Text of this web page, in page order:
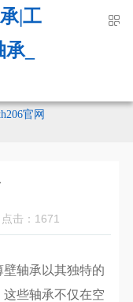
官网
点击：1671
轴承以其独特的
些轴承不仅在空